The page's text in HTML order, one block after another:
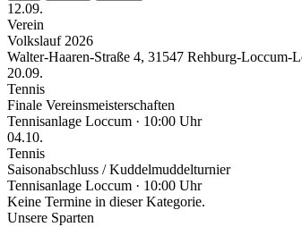
12.09.
Verein
Volkslauf 2026
Walter-Haaren-Straße 4, 31547 Rehburg-Loccum-
20.09.
Tennis
Finale Vereinsmeisterschaften
Tennisanlage Loccum · 10:00 Uhr
04.10.
Tennis
Saisonabschluss / Kuddelmuddelturnier
Tennisanlage Loccum · 10:00 Uhr
Keine Termine in dieser Kategorie.
Unsere Sparten